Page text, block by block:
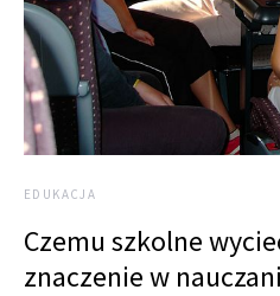
EDUKACJA
Czemu szkolne
znaczenie w